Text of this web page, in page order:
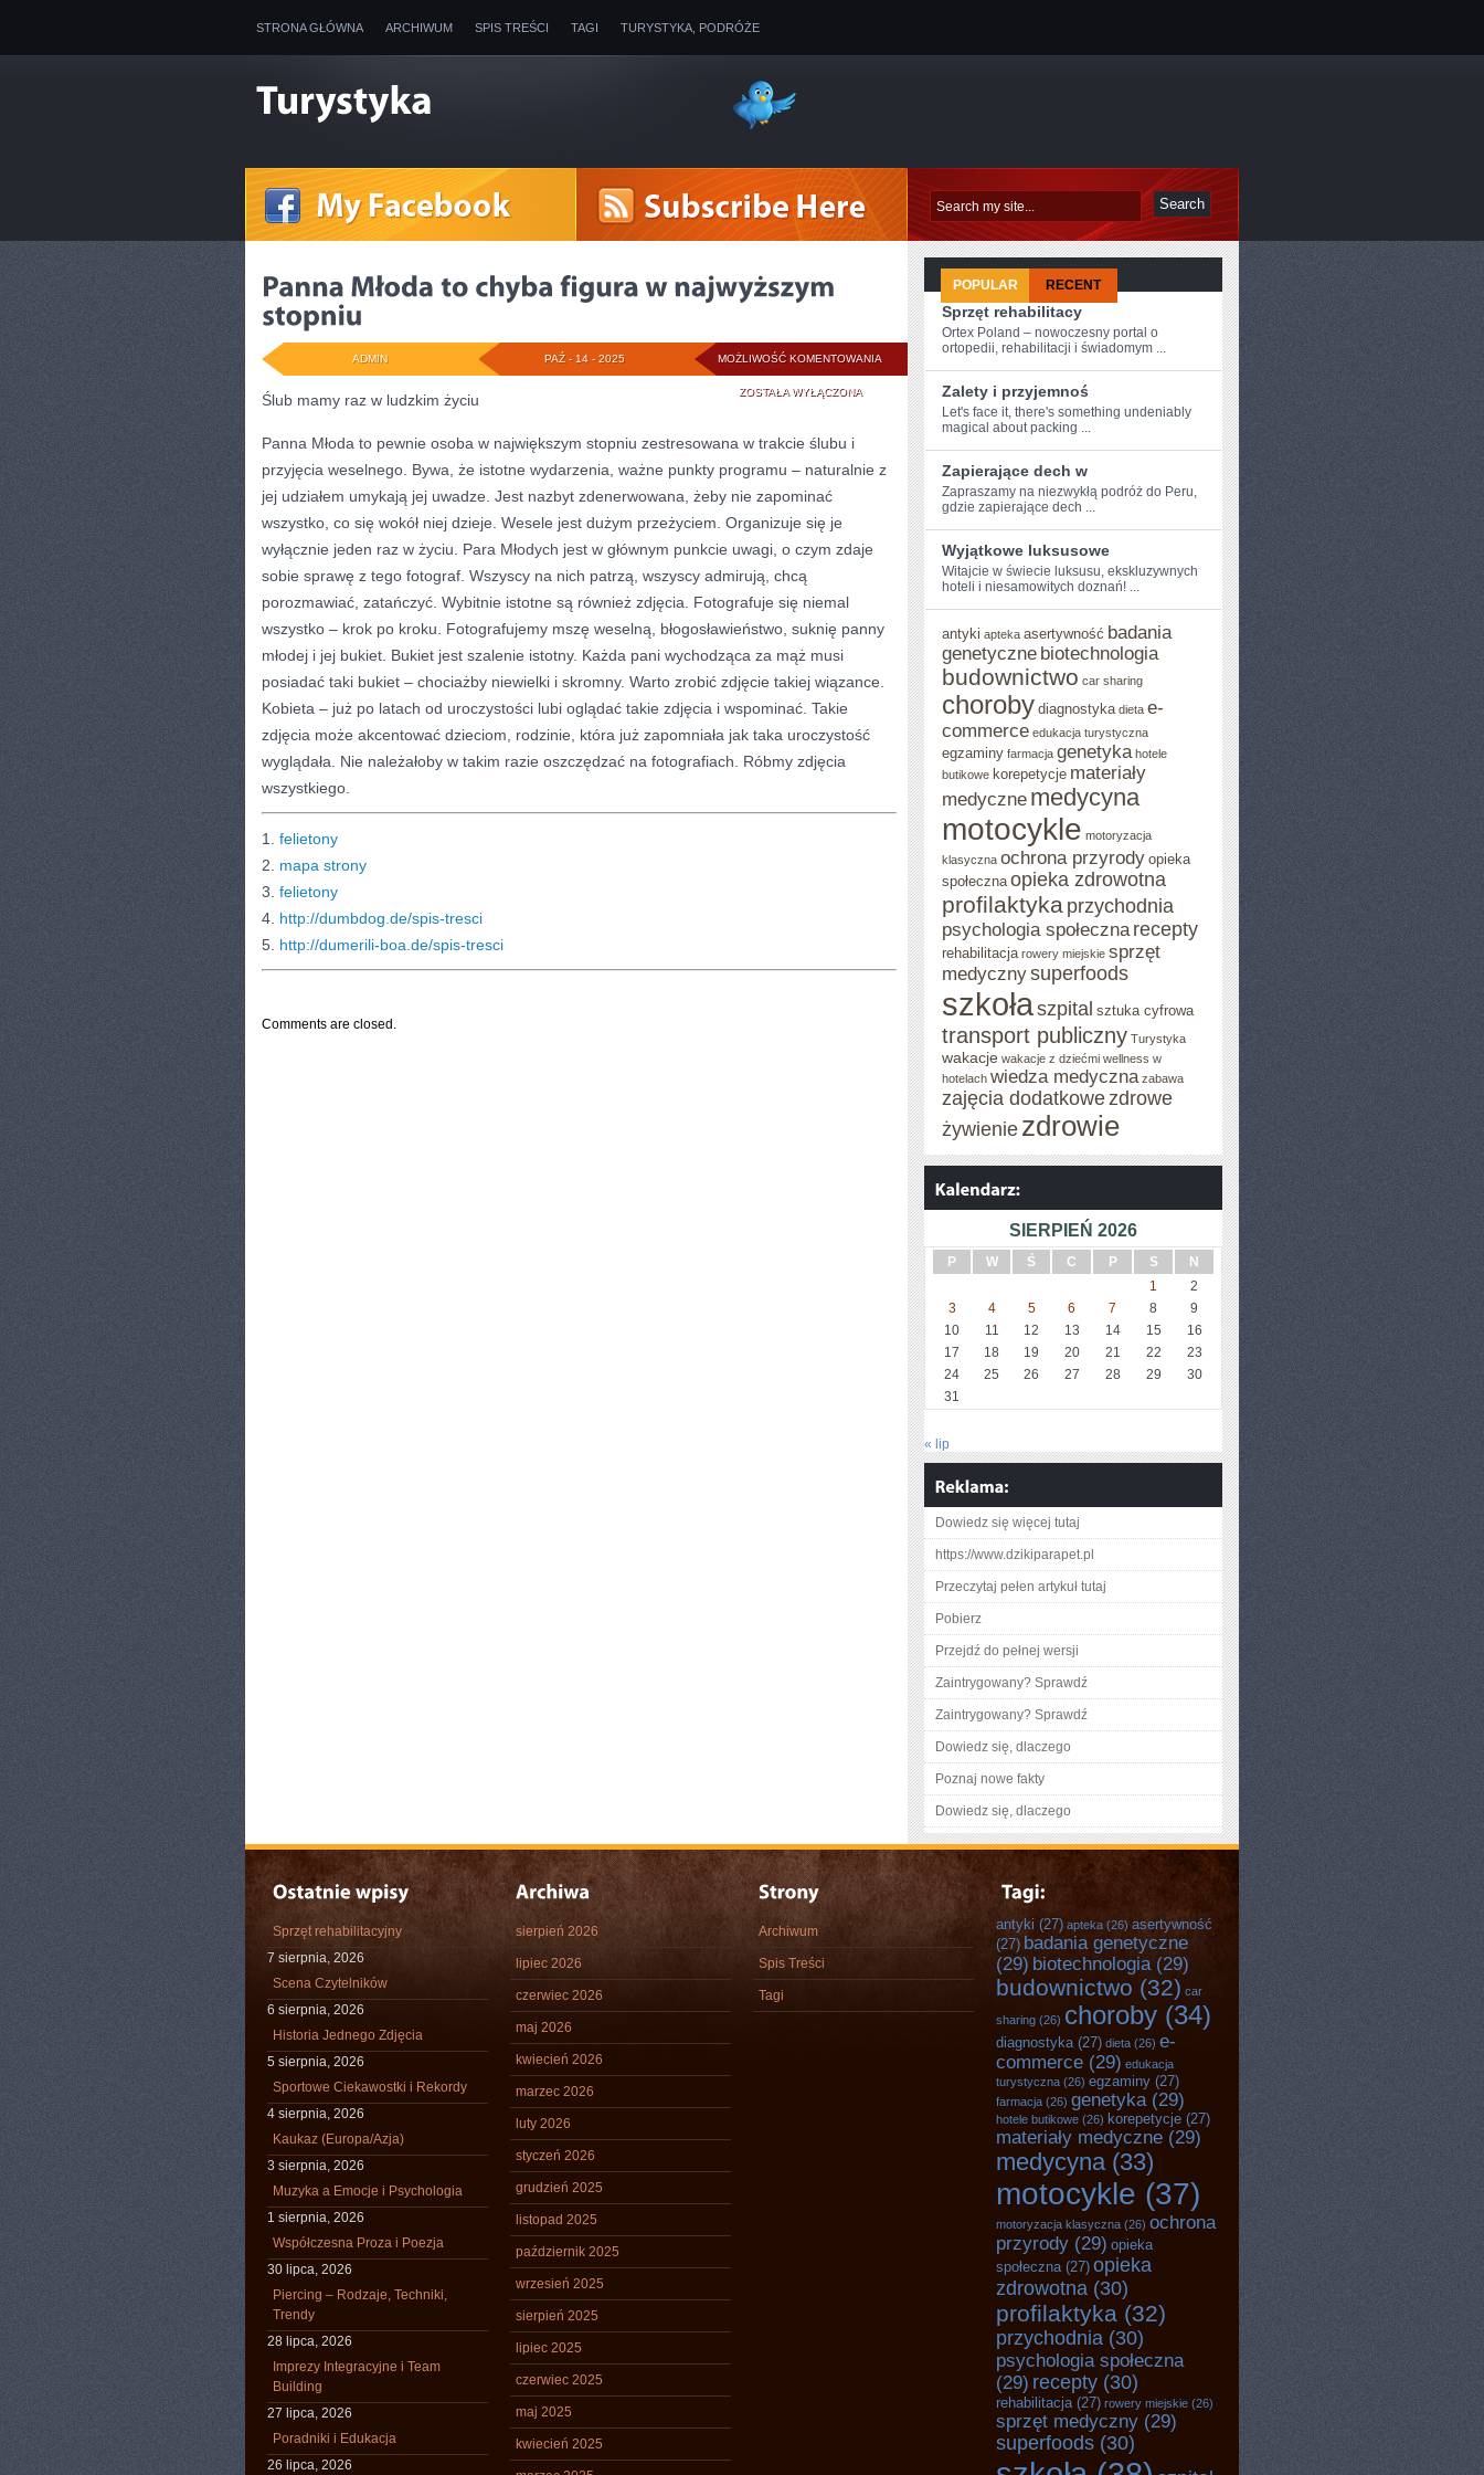
STRONA GŁÓWNA ARCHIWUM SPIS TREŚCI TAGI TURYSTYKA, PODRÓŻE
MOŻLIWOŚĆ KOMENTOWANIA PANNA
MŁODA
CHYBA
FIGURA
NAJWYŻSZYM
STOPNIU
ZOSTAŁA WYŁĄCZONA
PAŹ - 14 - 2025
ADMIN
Ślub mamy raz w ludzkim życiu
Panna Młoda to pewnie osoba w największym stopniu zestresowana w trakcie ślubu i
przyjęcia weselnego. Bywa, że istotne wydarzenia, ważne punkty programu – naturalnie z
jej udziałem umykają jej uwadze. Jest nazbyt zdenerwowana, żeby nie zapominać
wszystko, co się wokół niej dzieje. Wesele jest dużym przeżyciem. Organizuje się je
wyłącznie jeden raz w życiu. Para Młodych jest w głównym punkcie uwagi, o czym zdaje
sobie sprawę z tego fotograf. Wszyscy na nich patrzą, wszyscy admirują, chcą
porozmawiać, zatańczyć. Wybitnie istotne są również zdjęcia. Fotografuje się niemal
wszystko – krok po kroku. Fotografujemy mszę weselną, błogosławieństwo, suknię panny
młodej i jej bukiet. Bukiet jest szalenie istotny. Każda pani wychodząca za mąż musi
posiadać taki bukiet – chociażby niewielki i skromny. Warto zrobić zdjęcie takiej wiązance.
Kobieta – już po latach od uroczystości lubi oglądać takie zdjęcia i wspominać. Takie
zdjęcia może akcentować dzieciom, rodzinie, która już zapomniała jak taka uroczystość
wyglądała. Nie należałoby w takim razie oszczędzać na fotografiach. Róbmy zdjęcia
wszystkiego.
1. felietony
2. mapa strony
3. felietony
4. http://dumbdog.de/spis-tresci
5. http://dumerili-boa.de/spis-tresci
Comments are closed.
POPULAR RECENT
Sprzęt rehabilitacy
Ortex Poland – nowoczesny portal o
ortopedii, rehabilitacji i świadomym ...
Zalety i przyjemnoś
Let's face it,⁣ there's something ​undeniably
magical about ‍packing ...
Zapierające dech w
Zapraszamy na ‌niezwykłą podróż do⁢ Peru,
gdzie zapierające dech ...
Wyjątkowe luksusowe
Witajcie⁢ w​ świecie luksusu,‍ ekskluzywnych
hoteli i niesamowitych doznań! ...
antyki apteka asertywność badania
genetyczne biotechnologia
budownictwo car sharing
choroby diagnostyka dieta e-
commerce edukacja turystyczna
egzaminy farmacja genetyka hotele
butikowe korepetycje materiały
medyczne medycyna
motocykle motoryzacja
klasyczna ochrona przyrody opieka
społeczna opieka zdrowotna
profilaktyka przychodnia
psychologia społeczna recepty
rehabilitacja rowery miejskie sprzęt
medycznysuperfoods
szkołaszpital sztuka cyfrowa
transport publiczny Turystyka
wakacje wakacje z dziećmi wellness w
hotelach wiedza medyczna zabawa
zajęcia dodatkowezdrowe
żywienie zdrowie
SIERPIEŃ 2026
P W Ś C P S
N
1
2
3
4 5 6 7 8
9
10
11 12 13 14 15
16
17
18 19 20 21 22
23
24
25 26 27 28 29
30
31
« lip
Dowiedz się więcej tutaj
https://www.dzikiparapet.pl
Przeczytaj pełen artykuł tutaj
Pobierz
Przejdź do pełnej wersji
Zaintrygowany? Sprawdź
Zaintrygowany? Sprawdź
Dowiedz się, dlaczego
Poznaj nowe fakty
Dowiedz się, dlaczego
Sprzęt rehabilitacyjny
7 sierpnia, 2026
Scena Czytelników
6 sierpnia, 2026
Historia Jednego Zdjęcia
5 sierpnia, 2026
Sportowe Ciekawostki i Rekordy
4 sierpnia, 2026
Kaukaz (Europa/Azja)
3 sierpnia, 2026
Muzyka a Emocje i Psychologia
1 sierpnia, 2026
Współczesna Proza i Poezja
30 lipca, 2026
Piercing – Rodzaje, Techniki,
Trendy
28 lipca, 2026
Imprezy Integracyjne i Team
Building
27 lipca, 2026
Poradniki i Edukacja
26 lipca, 2026
sierpień 2026
lipiec 2026
czerwiec 2026
maj 2026
kwiecień 2026
marzec 2026
luty 2026
styczeń 2026
grudzień 2025
listopad 2025
październik 2025
wrzesień 2025
sierpień 2025
lipiec 2025
czerwiec 2025
maj 2025
kwiecień 2025
Archiwum
Spis Treści
Tagi
antyki (27) apteka (26) asertywność
(27) badania genetyczne
(29) biotechnologia (29)
budownictwo (32) car
sharing (26) choroby (34)
diagnostyka(27) dieta (26) e-
commerce (29) edukacja
turystyczna (26) egzaminy (27)
farmacja (26) genetyka (29)
hotele butikowe (26) korepetycje (27)
materiały medyczne (29)
medycyna(33)
motocykle (37)
motoryzacja klasyczna (26) ochrona
przyrody (29) opieka
społeczna(27) opieka
zdrowotna (30)
profilaktyka (32)
przychodnia (30)
psychologia społeczna
(29) recepty (30)
rehabilitacja(27) rowery miejskie (26)
sprzęt medyczny (29)
superfoods (30)